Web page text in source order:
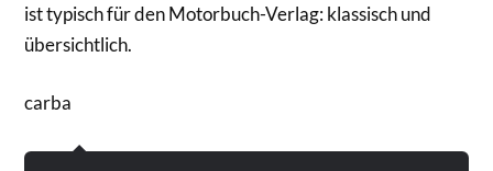
ist typisch für den Motorbuch-Verlag: klassisch und
übersichtlich.
carba